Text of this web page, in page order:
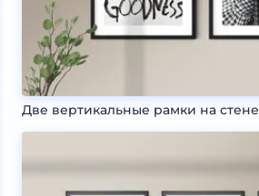
Две вертикальные рамки на стене